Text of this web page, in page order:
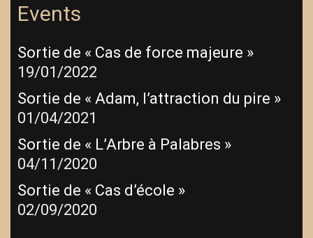
Events
Sortie de « Cas de force majeure »
19/01/2022
Sortie de « Adam, l’attraction du pire »
01/04/2021
Sortie de « L’Arbre à Palabres »
04/11/2020
Sortie de « Cas d’école »
02/09/2020